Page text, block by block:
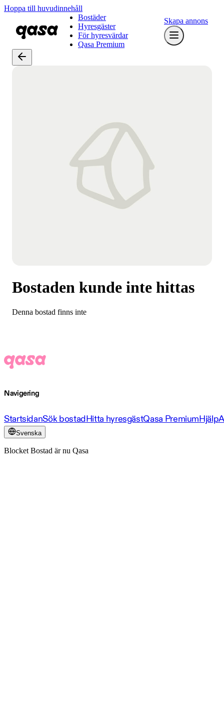
Hoppa till huvudinnehåll
Bostäder
Hyresgäster
För hyresvärdar
Qasa Premium
Skapa annons
Bostaden kunde inte hittas
Denna bostad finns inte
Navigering
StartsidanSök bostadHitta hyresgästQasa PremiumHjälp
Svenska
Blocket Bostad är nu Qasa